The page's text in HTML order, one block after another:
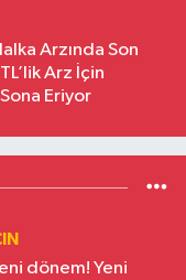
Arzında Son
Arz İçin
Eriyor
dönem! Yeni